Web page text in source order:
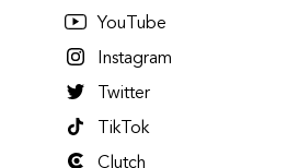
YouTube
Instagram
Twitter
TikTok
Clutch